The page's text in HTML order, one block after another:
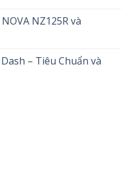
NZ125R và
– Tiêu Chuẩn và